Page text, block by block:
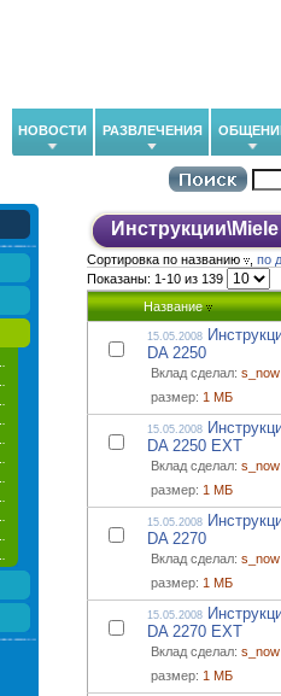
НОВОСТИ РАЗВЛЕЧЕНИЯ
Инструкции\Miele
Сортировка по названию
по
Показаны: 1-10 из 139
Название
15.05.2008
DA 2250
Вклад сделал: s_now
размер: 1 МБ
15.05.2008
DA 2250 EXT
Вклад сделал: s_now
размер: 1 МБ
15.05.2008
DA 2270
Вклад сделал: s_now
размер: 1 МБ
15.05.2008
DA 2270 EXT
Вклад сделал: s_now
размер: 1 МБ